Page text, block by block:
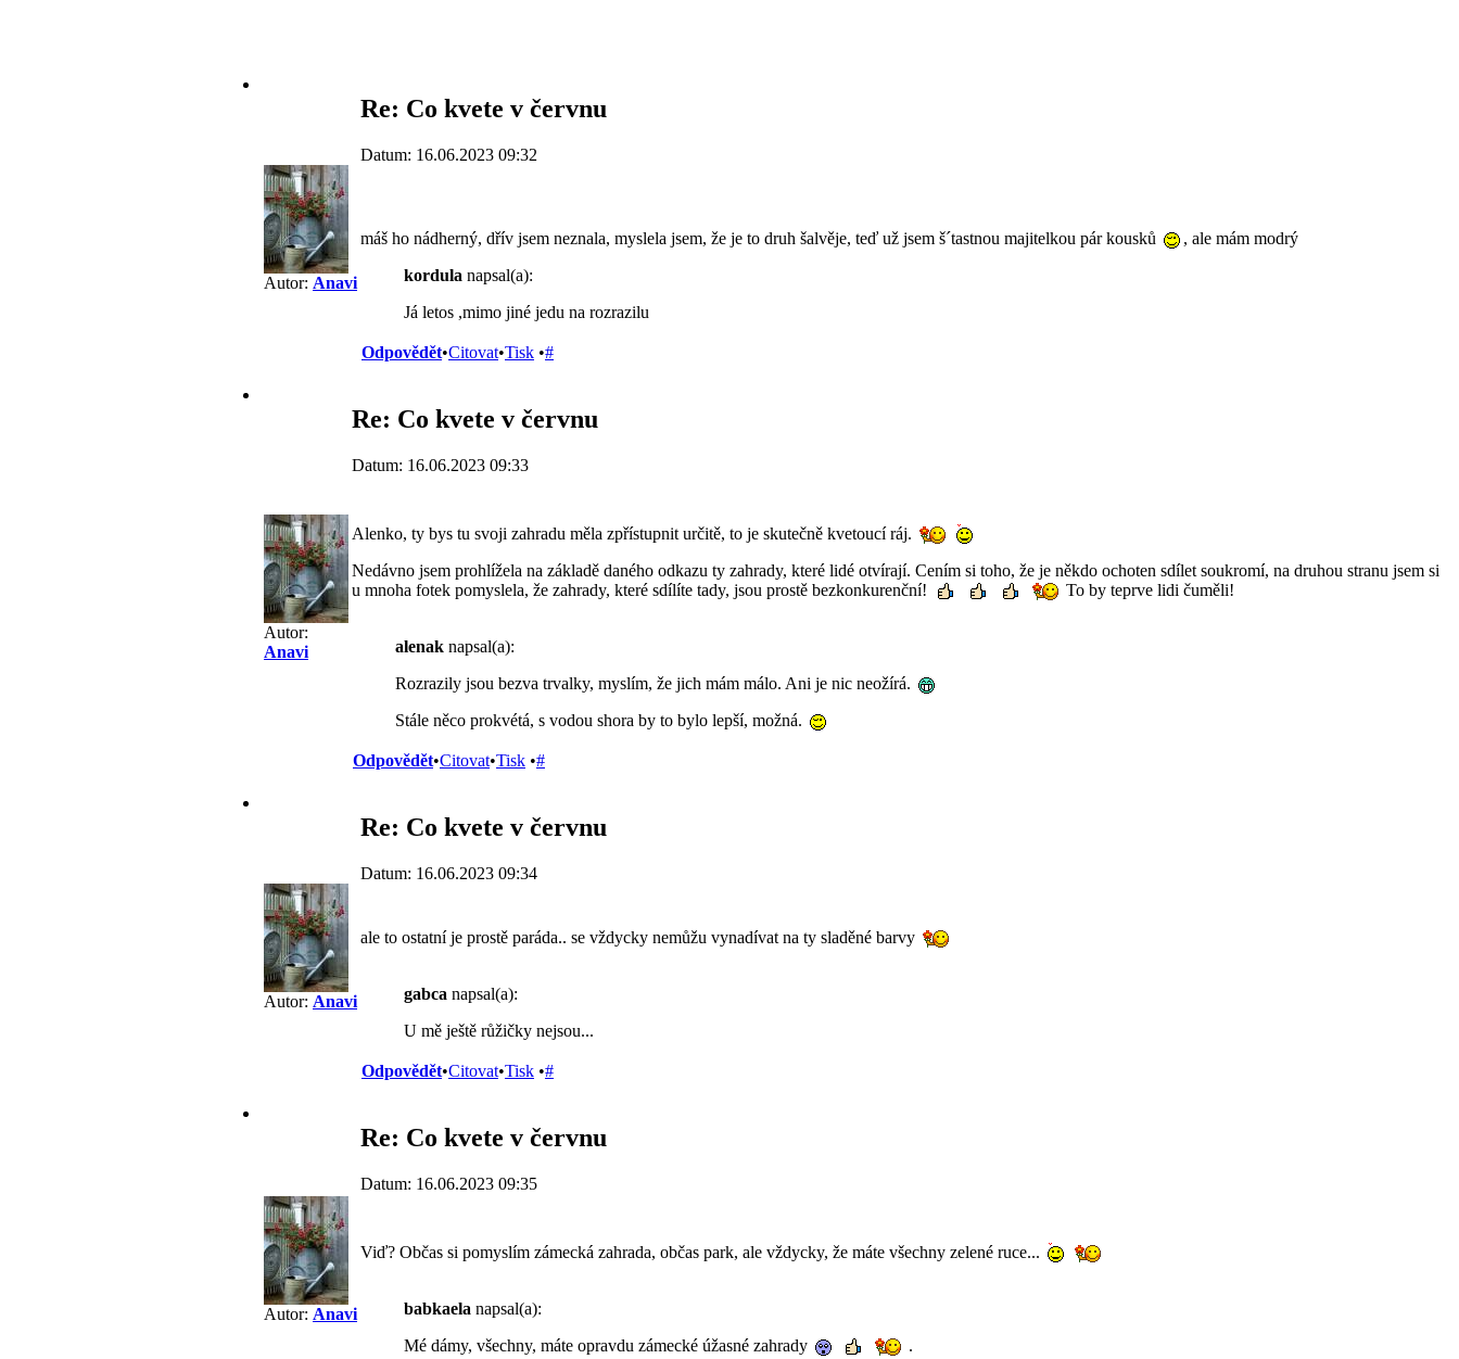
Autor: Anavi
Re: Co kvete v červnu
Datum: 16.06.2023 09:32
máš ho nádherný, dřív jsem neznala, myslela jsem, že je to druh šalvěje, teď už jsem š´tastnou majitelkou pár kousků
, ale mám modrý
kordula napsal(a):
Já letos ,mimo jiné jedu na rozrazilu
Odpovědět•Citovat•Tisk •#
Autor:
Anavi
Re: Co kvete v červnu
Datum: 16.06.2023 09:33
Alenko, ty bys tu svoji zahradu měla zpřístupnit určitě, to je skutečně kvetoucí ráj.
Nedávno jsem prohlížela na základě daného odkazu ty zahrady, které lidé otvírají. Cením si toho, že je někdo ochoten sdílet soukromí, na druhou stranu jsem si
u mnoha fotek pomyslela, že zahrady, které sdílíte tady, jsou prostě bezkonkurenční!
To by teprve lidi čuměli!
alenak napsal(a):
Rozrazily jsou bezva trvalky, myslím, že jich mám málo. Ani je nic neožírá.
Stále něco prokvétá, s vodou shora by to bylo lepší, možná.
Odpovědět•Citovat•Tisk •#
Autor: Anavi
Re: Co kvete v červnu
Datum: 16.06.2023 09:34
ale to ostatní je prostě paráda.. se vždycky nemůžu vynadívat na ty sladěné barvy
gabca napsal(a):
U mě ještě růžičky nejsou...
Odpovědět•Citovat•Tisk •#
Autor: Anavi
Re: Co kvete v červnu
Datum: 16.06.2023 09:35
Viď? Občas si pomyslím zámecká zahrada, občas park, ale vždycky, že máte všechny zelené ruce...
babkaela napsal(a):
Mé dámy, všechny, máte opravdu zámecké úžasné zahrady
.